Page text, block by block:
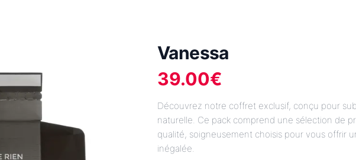
Vanessa
39.00€
Découvrez notre coffret exclusif, conçu pour
naturelle. Ce pack comprend une sélection de
qualité, soigneusement choisis pour vous offrir
inégalée.